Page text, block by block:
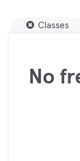
Classes
No